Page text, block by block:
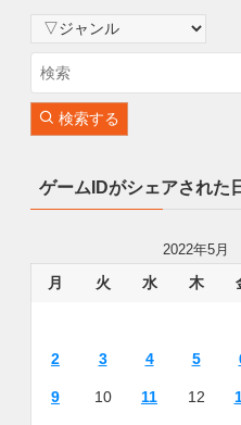
検索する
ゲームIDがシェアされた
2022年5月
月 火 水 木
2 3 4 5
9 10 11 12